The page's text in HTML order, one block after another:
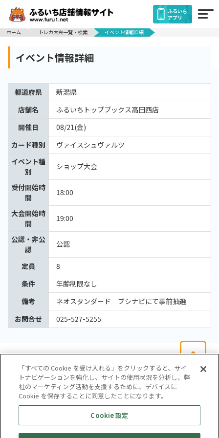
ふるいち
アプリ
ホーム
トレカ大会一覧・検索 イベント情報詳細
イベント情報詳細
都道府県
新潟県
店舗名
ふるいちトップブックス高田西店
開催日
08/21(金)
カード種別
ヴァイスシュヴァルツ
イベント種
別
ショップ大会
受付開始時
間
18:00
大会開始時
間
19:00
公認・非公
認
公認
定員
8
条件
年齢制限なし
備考
ネオスタンダード ブシナビにて事前抽選
お問合せ
025-527-5255
会社概要
サイトマップ
お問い合わせ
個人情報保護方針
株式会社テイツー
「すべての Cookie を受け入れる」をクリックすると、サイ
トナビゲーションを強化し、サイトの使用状況を分析し、弊
社のマーケティング活動を支援するために、デバイスに
Cookie を保存することに同意したことになります。
Cookie 設定